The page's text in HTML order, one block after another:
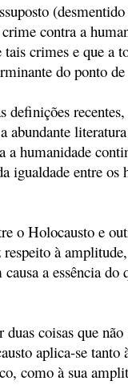
contra a
crimes e que a
do ponto
definições
abundante
humanidade
igualdade entre os
o Holocausto e
à
a essência do
coisas que
aplica-se
como à sua